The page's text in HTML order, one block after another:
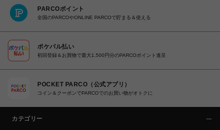
PARCOポイント
全国のPARCOやONLINE PARCOで貯まる＆使える
ポケパル払い
初回登録＆お買物で最大1,500円分のPARCOポイント進呈
POCKET PARCO（公式アプリ）
コイン＆クーポンでPARCOでのお買い物がオトクに
カテゴリー